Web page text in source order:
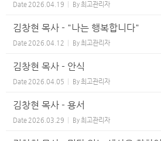
Date 2026.04.19 By최고관리자
김창현 목사 - "나는 행복합니다"
Date 2026.04.12 By최고관리자
김창현 목사 - 안식
Date 2026.04.05 By최고관리자
김창현 목사 - 용서
Date 2026.03.29 By최고관리자